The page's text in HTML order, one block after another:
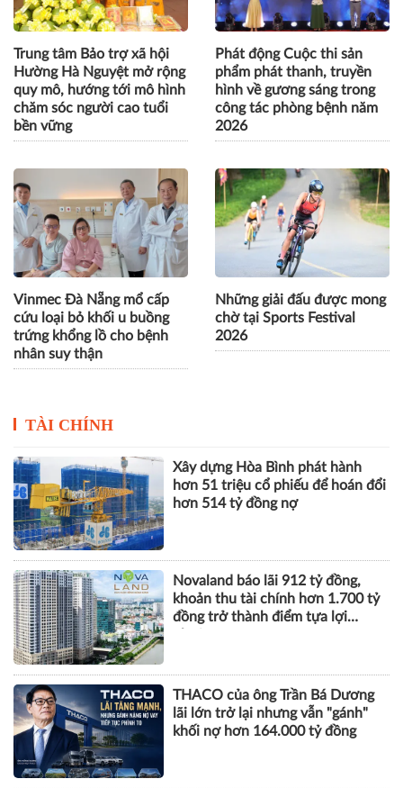
Trung tâm Bảo trợ xã hội
Hường Hà Nguyệt mở rộng
quy mô, hướng tới mô hình
chăm sóc người cao tuổi
bền vững
Phát động Cuộc thi sản
phẩm phát thanh, truyền
hình về gương sáng trong
công tác phòng bệnh năm
2026
Vinmec Đà Nẵng mổ cấp
cứu loại bỏ khối u buồng
trứng khổng lồ cho bệnh
nhân suy thận
Những giải đấu được mong
chờ tại Sports Festival
2026
TÀI CHÍNH
Xây dựng Hòa Bình phát hành
hơn 51 triệu cổ phiếu để hoán đổi
hơn 514 tỷ đồng nợ
Novaland báo lãi 912 tỷ đồng,
khoản thu tài chính hơn 1.700 tỷ
đồng trở thành điểm tựa lợi
THACO của ông Trần Bá Dương
lãi lớn trở lại nhưng vẫn "gánh"
khối nợ hơn 164.000 tỷ đồng